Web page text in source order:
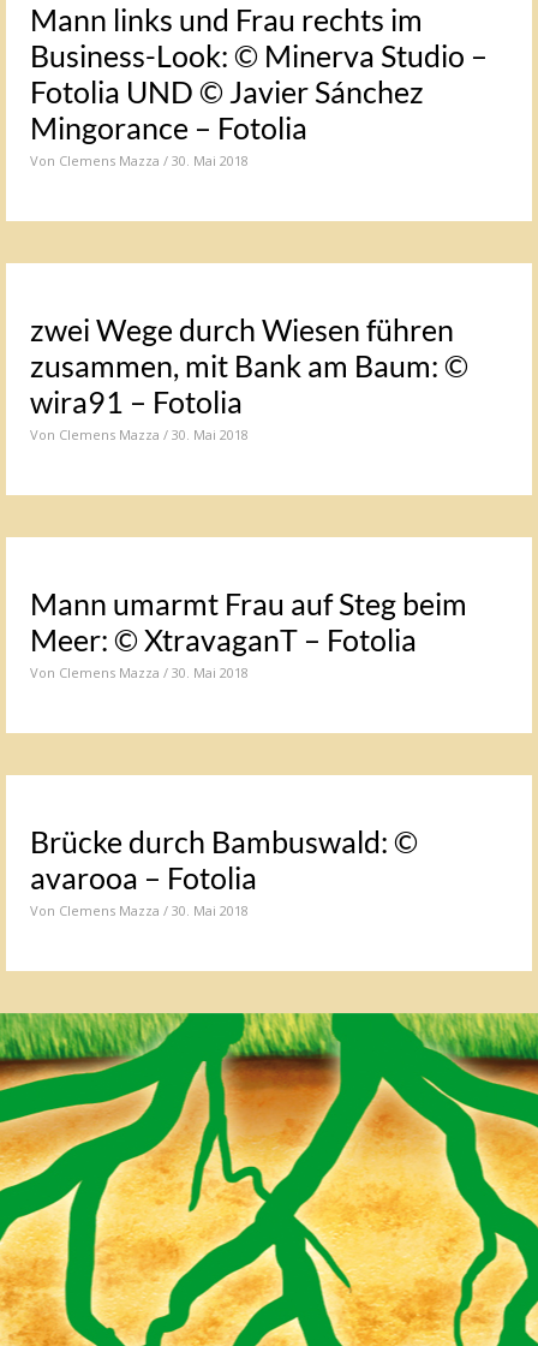
Mann links und Frau rechts im
Business-Look: © Minerva Studio –
Fotolia UND © Javier Sánchez
Mingorance – Fotolia
Von Clemens Mazza / 30. Mai 2018
zwei Wege durch Wiesen führen
zusammen, mit Bank am Baum: ©
wira91 – Fotolia
Von Clemens Mazza / 30. Mai 2018
Mann umarmt Frau auf Steg beim
Meer: © XtravaganT – Fotolia
Von Clemens Mazza / 30. Mai 2018
Brücke durch Bambuswald: ©
avarooa – Fotolia
Von Clemens Mazza / 30. Mai 2018